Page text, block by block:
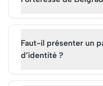
Faut-il présenter un
d’identité ?